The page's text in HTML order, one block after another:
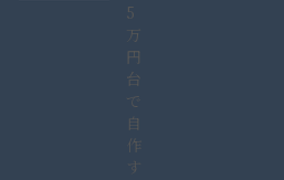
5
万
円
台
で
自
作
す